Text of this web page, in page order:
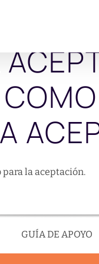
la aceptación.
GUÍA DE APOYO